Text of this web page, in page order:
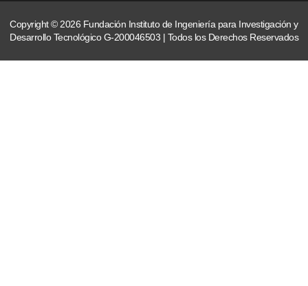
Copyright © 2026 Fundación Instituto de Ingeniería para Investigación y
Desarrollo Tecnológico G-200046503 | Todos los Derechos Reservados